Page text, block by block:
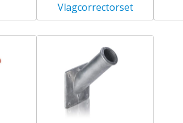
Vlagcorrectorset